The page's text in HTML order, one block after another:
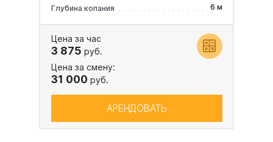
Глубина копания
6 м
Цена за час
3 875 руб.
Цена за смену:
31 000 руб.
АРЕНДОВАТЬ